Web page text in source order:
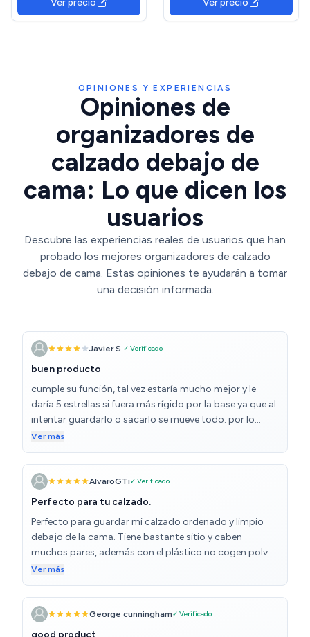
Caja Plegable de
Almacenaje, Negro Lino,
32 Pares de Zapatos,
Blanco
OPINIONES Y EXPERIENCIAS
Opiniones de
organizadores de
calzado debajo de
cama: Lo que dicen los
usuarios
Descubre las experiencias reales de usuarios que han
probado los mejores organizadores de calzado
debajo de cama. Estas opiniones te ayudarán a tomar
una decisión informada.
Javier S. ✓ Verificado
buen producto
cumple su función, tal vez estaría mucho mejor y le
daría 5 estrellas si fuera más rígido por la base ya que al
intentar guardarlo o sacarlo se mueve todo. por lo
demás es un buen producto con mucha capacidad y
caben tallas hasta la 42-43
Ver más
AlvaroGTi✓ Verificado
Perfecto para tu calzado.
Perfecto para guardar mi calzado ordenado y limpio
debajo de la cama. Tiene bastante sitio y caben
muchos pares, además con el plástico no cogen polvo
y cada vez que los sacas están listos para usar. Sin
duda volveré a comprar de nuevo.
Ver más
George cunningham✓ Verificado
good product